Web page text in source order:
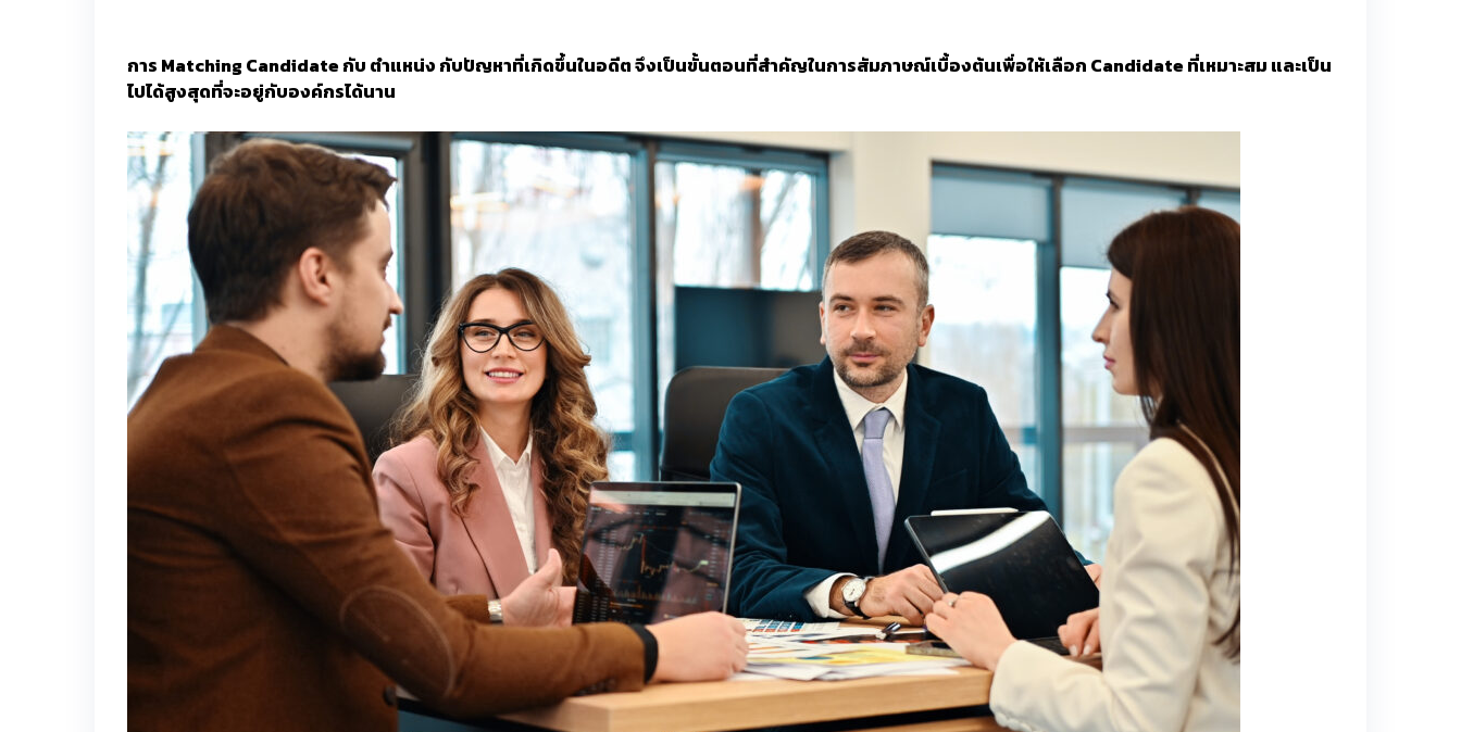
การ Matching Candidate กับ ตำแหน่ง กับปัญหาที่เกิดขึ้นในอดีต จึงเป็นขั้นตอนที่สำคัญในการสัมภาษณ์เบื้องต้นเพื่อให้เลือก Candidate ที่เหมาะสม และเป็น
ไปได้สูงสุดที่จะอยู่กับองค์กรได้นาน